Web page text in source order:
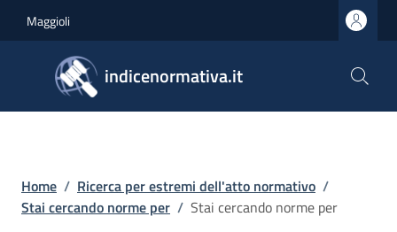
Maggioli
indicenormativa.it
Briciole di pane
Home / Ricerca per estremi dell'atto normativo /
Stai cercando norme per / Stai cercando norme per